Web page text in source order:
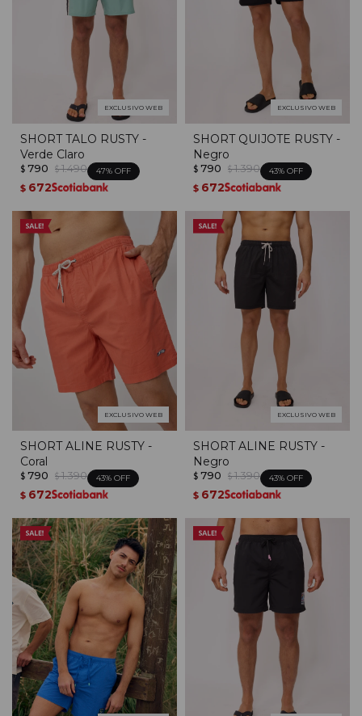
EXCLUSIVO WEB
SHORT TALO RUSTY -
Verde Claro
$ 790 $ 1.490 47
$ 672
EXCLUSIVO WEB
SHORT QUIJOTE RUSTY -
Negro
$ 790 $ 1.390 43
$ 672
EXCLUSIVO WEB
SHORT ALINE RUSTY -
Coral
$ 790 $ 1.390 43
$ 672
EXCLUSIVO WEB
SHORT ALINE RUSTY -
Negro
$ 790 $ 1.390 43
$ 672